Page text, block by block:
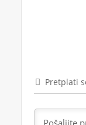
Pretplati